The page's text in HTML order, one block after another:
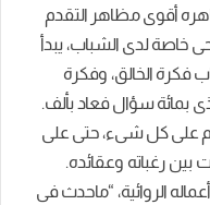
أقوى مظاهر التقدم
خاصة لدى الشباب، يبدأ
فكرة الخالق، وفكرة
بمائة سؤال فعاد بألف.
على كل شىء، حتى على
بين رغباته وعقائده.
الروائية، “ماحدث فى